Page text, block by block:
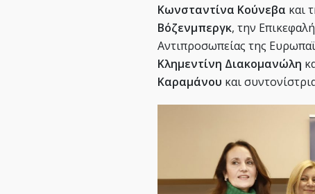
Κωνσταντίνα Κούνεβα και
Βόζενμπεργκ, την
Αντιπροσωπείας της
Κλημεντίνη Διακομανώλη
Καραμάνου και